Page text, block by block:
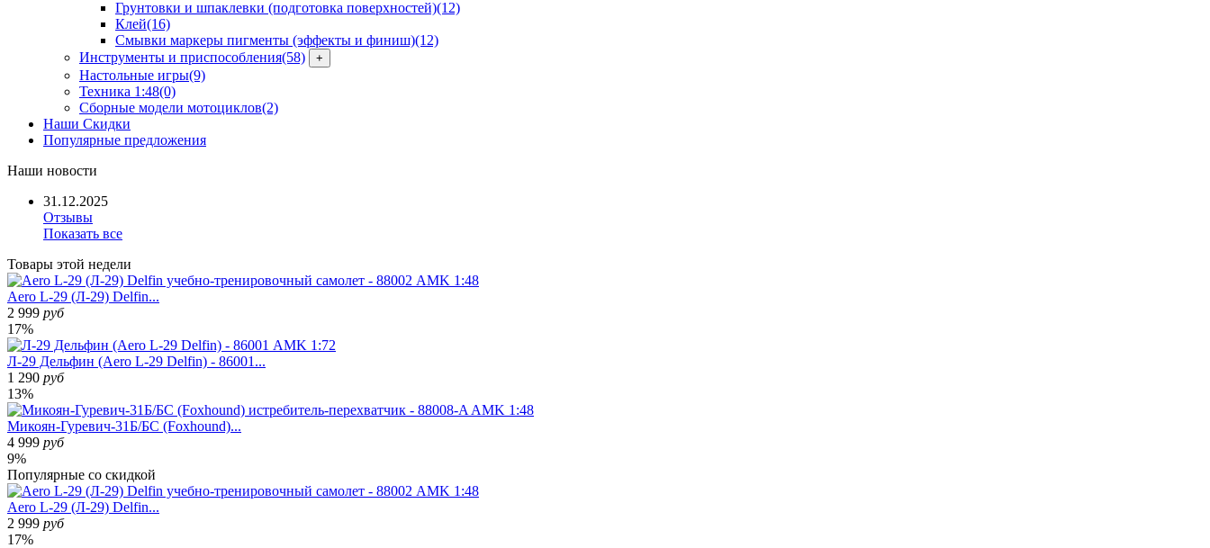
Грунтовки и шпаклевки (подготовка поверхностей)(12)
Клей(16)
Смывки маркеры пигменты (эффекты и финиш)(12)
Инструменты и приспособления(58) +
Настольные игры(9)
Техника 1:48(0)
Сборные модели мотоциклов(2)
Наши Скидки
Популярные предложения
Наши новости
31.12.2025
Отзывы
Показать все
Товары этой недели
Aero L-29 (Л-29) Delfin...
2 999 руб
17%
Л-29 Дельфин (Aero L-29 Delfin) - 86001...
1 290 руб
13%
Микоян-Гуревич-31Б/БС (Foxhound)...
4 999 руб
9%
Популярные со скидкой
Aero L-29 (Л-29) Delfin...
2 999 руб
17%